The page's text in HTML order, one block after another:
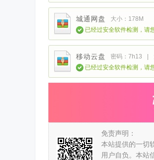
城通网盘
大小：178M
已经过安全软件检测，请
移动云盘 密码：7h13
已经过安全软件检测，请
免责声明：
本站提供的一切
用户自负。本站